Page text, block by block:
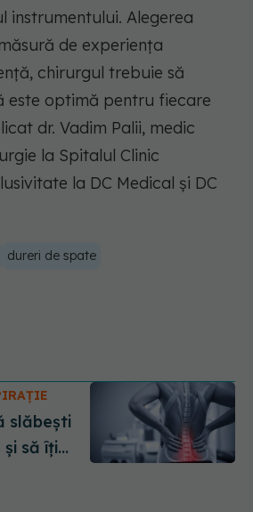
instrumentului. Alegerea
de experiența
chirurgul trebuie să
este optimă pentru fiecare
dr. Vadim Palii, medic
la Spitalul Clinic
la DC Medical și DC
dureri de spate
să îți
Vadim
Simplu